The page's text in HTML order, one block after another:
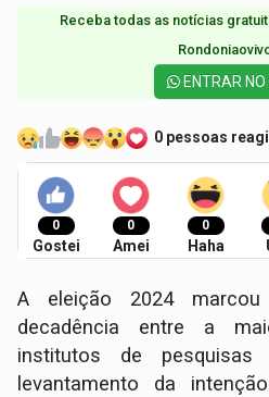
Receba todas as notícias
ENTRAR NO
0 pessoas
0
Gostei
0
Amei
0
Haha
A eleição 2024
decadência entre a
institutos de
levantamento da